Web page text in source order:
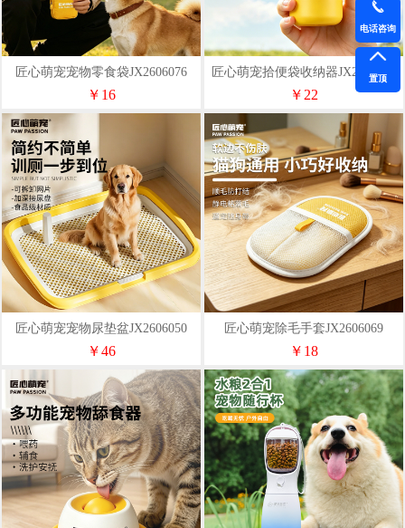
匠心萌宠宠物零食袋JX2606076
￥16
匠心萌宠拾便袋收纳器JX2606015
￥22
匠心萌宠宠物尿垫盆JX2606050
￥46
匠心萌宠除毛手套JX2606069
￥18
电话咨询
置顶